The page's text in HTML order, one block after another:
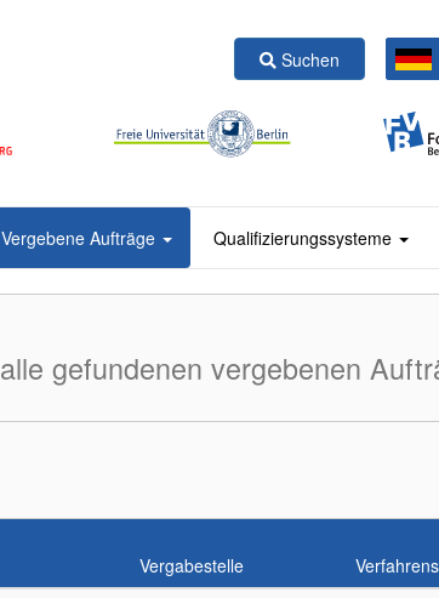
Suchen
Vergebene Aufträge Qualifizierungssysteme
gefundenen vergebenen
Vergabestelle